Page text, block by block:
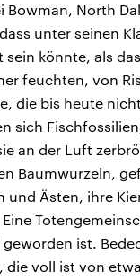
Bowman, North
unter seinen
könnte, als
feuchten, von
die bis heute
sich
an der Luft
Baumwurzeln,
und Ästen, ihre
ist.
die voll ist von